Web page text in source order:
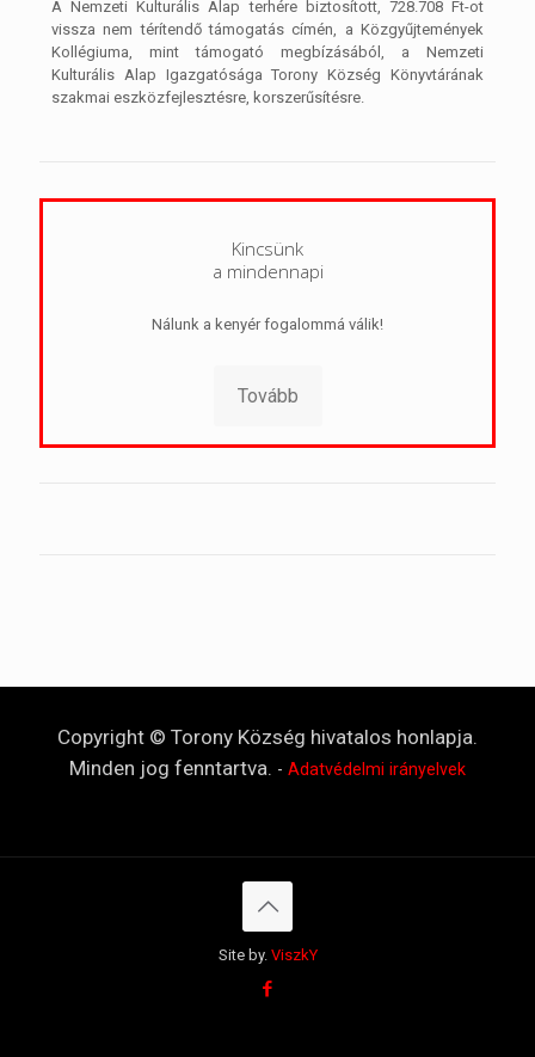
A Nemzeti Kulturális Alap terhére biztosított, 728.708 Ft-ot
vissza nem térítendő támogatás címén, a Közgyűjtemények
Kollégiuma, mint támogató megbízásából, a Nemzeti
Kulturális Alap Igazgatósága Torony Község Könyvtárának
szakmai eszközfejlesztésre, korszerűsítésre.
Kincsünk
a mindennapi
Nálunk a kenyér fogalommá válik!
Tovább
Copyright © Torony Község hivatalos honlapja.
Minden jog fenntartva. - Adatvédelmi irányelvek
Site by. ViszkY